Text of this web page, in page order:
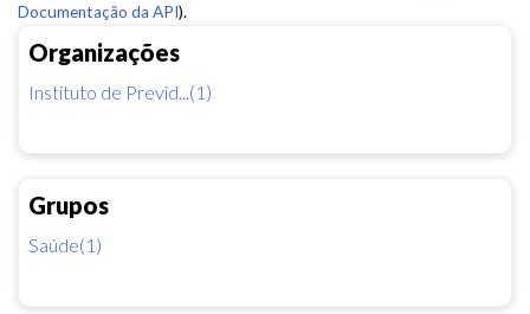
Organizações
Instituto de Previd...(1)
Grupos
Saúde(1)
Documentação da API).